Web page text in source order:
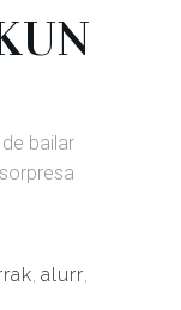
bailar
alurr